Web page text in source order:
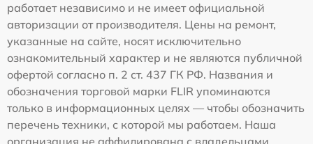
работает независимо и не имеет официальной
авторизации от производителя. Цены на ремонт,
указанные на сайте, носят исключительно
ознакомительный характер и не являются публичной
офертой согласно п. 2 ст. 437 ГК РФ. Названия и
обозначения торговой марки FLIR упоминаются
только в информационных целях — чтобы обозначить
перечень техники, с которой мы работаем. Наша